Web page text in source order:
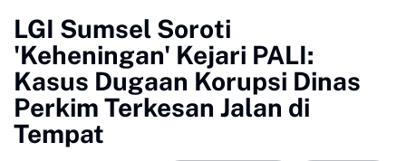
LGI Sumsel Soroti
'Keheningan' Kejari PALI:
Kasus Dugaan Korupsi Dinas
Perkim Terkesan Jalan di
Tempat